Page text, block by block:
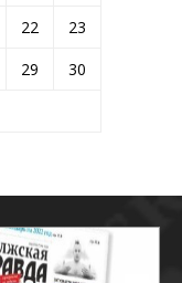
22
23
29
30